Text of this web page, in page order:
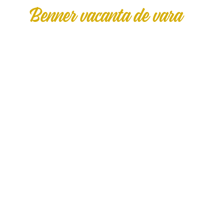
Benner vacanta de vara